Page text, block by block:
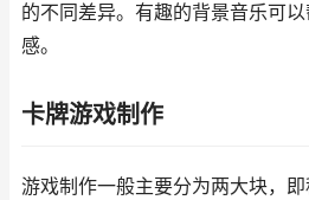
的不同差异。有趣的背景音乐可
感。
卡牌游戏制作
游戏制作一般主要分为两大块，即